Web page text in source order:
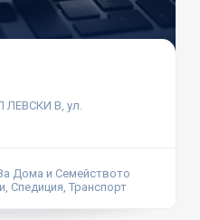
ЛЕВСКИ В, ул.
Дома и Семейството
Спедиция, Транспорт